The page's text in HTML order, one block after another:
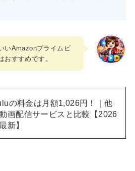
いAmazonプライムビ
おすすめです。
の料金は月額1,026円！｜他
画配信サービスと比較【2026
新】